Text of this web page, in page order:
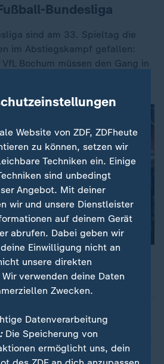
Bundesliga
sind am 33. Spieltag die
im Abstiegskampf gefallen:
Bochum müssen den Gang in
Zusammenfassungen aller
aktuellen Spieltags - jedes Tor,
und strittigen Entscheidungen.
Website von ZDF, ZDFheute
zu können, setzen wir
Techniken ein. Einige
sind unbedingt
Angebot. Mit deiner
wir und unsere Dienstleister
auf deinem Gerät
abrufen. Dabei geben wir
Einwilligung nicht an
unsere direkten
verwenden deine Daten
Zwecken.
Datenverarbeitung
Die Speicherung von
ermöglicht uns, dein